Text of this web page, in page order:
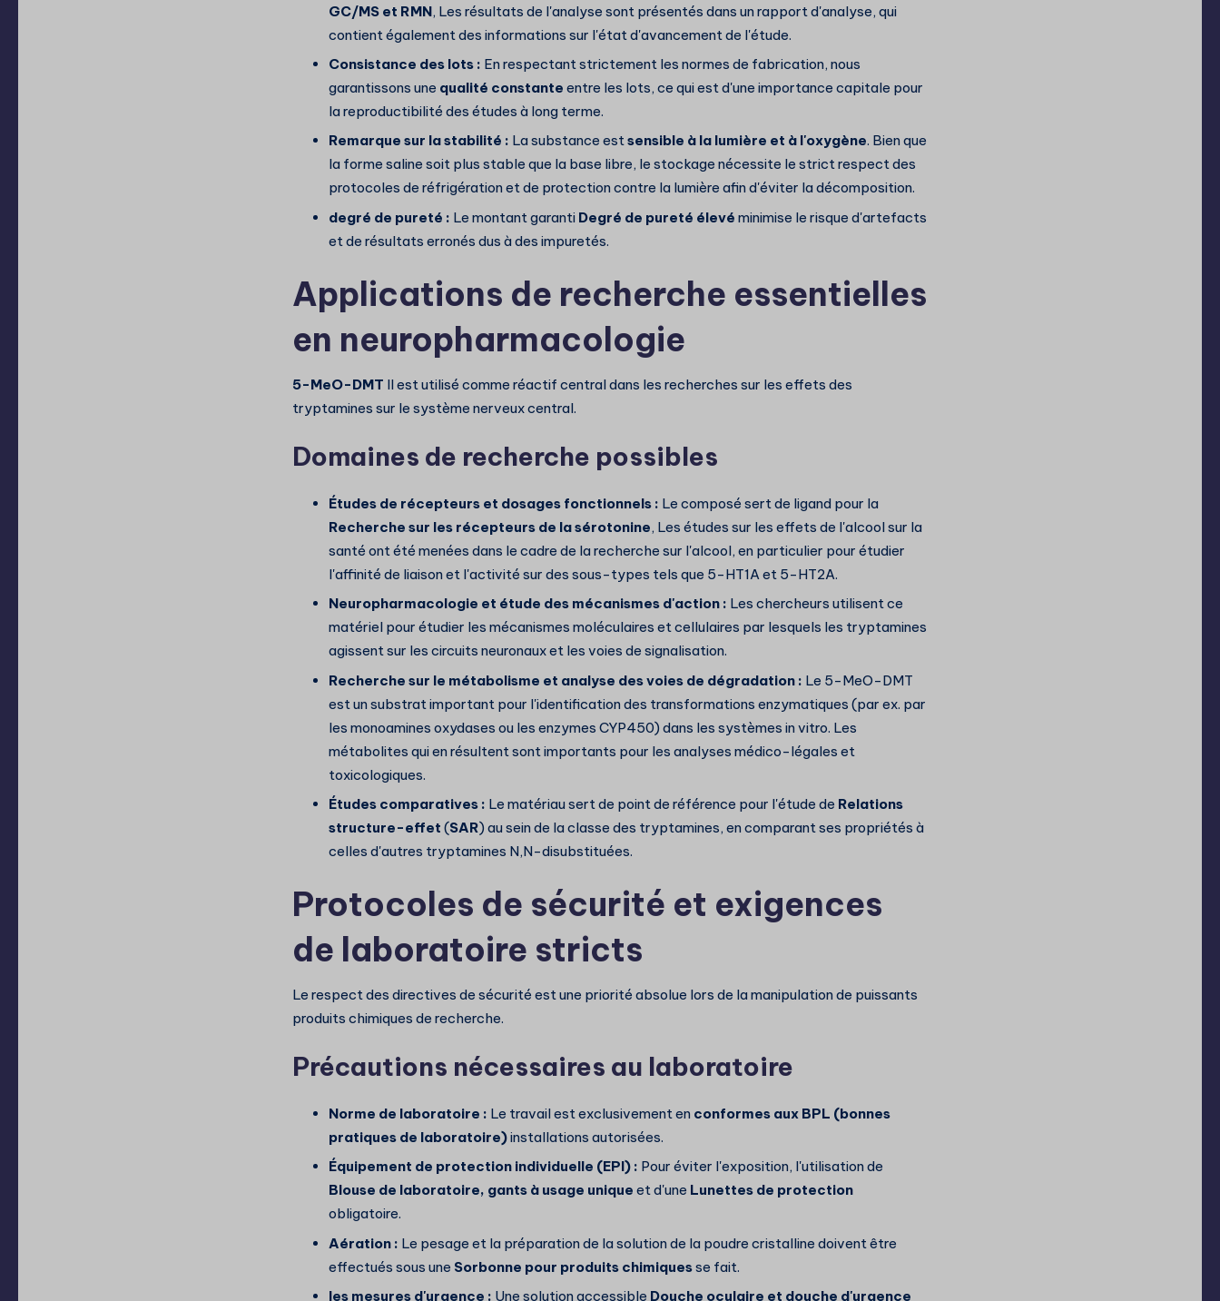
GC/MS et RMN, Les résultats de l'analyse sont présentés dans un rapport d'analyse, qui
contient également des informations sur l'état d'avancement de l'étude.
Consistance des lots : En respectant strictement les normes de fabrication, nous
garantissons une qualité constante entre les lots, ce qui est d'une importance capitale pour
la reproductibilité des études à long terme.
Remarque sur la stabilité : La substance estsensible à la lumière et à l'oxygène. Bien que
la forme saline soit plus stable que la base libre, le stockage nécessite le strict respect des
protocoles de réfrigération et de protection contre la lumière afin d'éviter la décomposition.
degré de pureté : Le montant garanti Degré de pureté élevé minimise le risque d'artefacts
et de résultats erronés dus à des impuretés.
Applications de recherche essentielles
en neuropharmacologie
5-MeO-DMT Il est utilisé comme réactif central dans les recherches sur les effets des
tryptamines sur le système nerveux central.
Domaines de recherche possibles
Études de récepteurs et dosages fonctionnels : Le composé sert de ligand pour la
Recherche sur les récepteurs de la sérotonine, Les études sur les effets de l'alcool sur la
santé ont été menées dans le cadre de la recherche sur l'alcool, en particulier pour étudier
l'affinité de liaison et l'activité sur des sous-types tels que 5-HT1A et 5-HT2A.
Neuropharmacologie et étude des mécanismes d'action : Les chercheurs utilisent ce
matériel pour étudier les mécanismes moléculaires et cellulaires par lesquels les tryptamines
agissent sur les circuits neuronaux et les voies de signalisation.
Recherche sur le métabolisme et analyse des voies de dégradation : Le 5-MeO-DMT
est un substrat important pour l'identification des transformations enzymatiques (par ex. par
les monoamines oxydases ou les enzymes CYP450) dans les systèmes in vitro. Les
métabolites qui en résultent sont importants pour les analyses médico-légales et
toxicologiques.
Études comparatives : Le matériau sert de point de référence pour l'étude de Relations
structure-effet (SAR) au sein de la classe des tryptamines, en comparant ses propriétés à
celles d'autres tryptamines N,N-disubstituées.
Protocoles de sécurité et exigences
de laboratoire stricts
Le respect des directives de sécurité est une priorité absolue lors de la manipulation de puissants
produits chimiques de recherche.
Précautions nécessaires au laboratoire
Norme de laboratoire : Le travail est exclusivement en conformes aux BPL (bonnes
pratiques de laboratoire)installations autorisées.
Équipement de protection individuelle (EPI) : Pour éviter l'exposition, l'utilisation de
Blouse de laboratoire, gants à usage unique et d'une Lunettes de protection
obligatoire.
Aération : Le pesage et la préparation de la solution de la poudre cristalline doivent être
effectués sous une Sorbonne pour produits chimiquesse fait.
les mesures d'urgence : Une solution accessible Douche oculaire et douche d'urgence